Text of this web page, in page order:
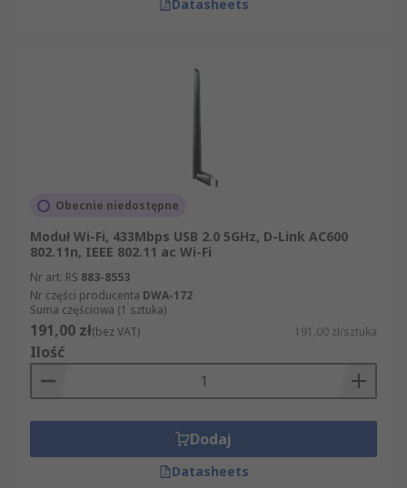
Datasheets
Obecnie niedostępne
Moduł Wi-Fi, 433Mbps USB 2.0 5GHz, D-Link AC600
802.11n, IEEE 802.11 ac Wi-Fi
Nr art. RS 883-8553
Nr części producenta DWA-172
Suma częściowa (1 sztuka)
191,00 zł(bez VAT) 191,00 zł/sztuka
Ilość
Dodaj
Datasheets